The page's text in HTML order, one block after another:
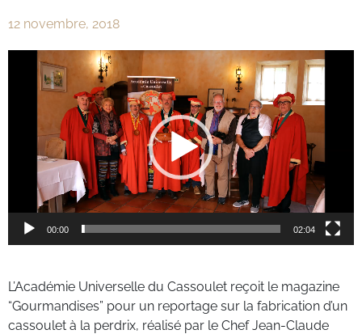
12 novembre, 2018
Lecteur
00:00 02:04
L’Académie Universelle du Cassoulet reçoit le magazine
“Gourmandises” pour un reportage sur la fabrication d’un
cassoulet à la perdrix, réalisé par le Chef Jean-Claude